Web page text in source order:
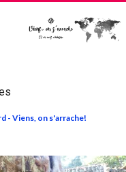
- Viens, on s'arrache!